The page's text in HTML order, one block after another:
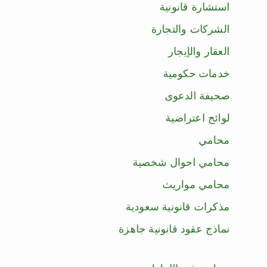
استشارة قانونية
الشركات والتجارة
العقار والإيجار
خدمات حكومية
صحيفة الدعوى
لوائح اعتراضية
محامي
محامي احوال شخصية
محامي مواريث
مذكرات قانونية سعودية
نماذج عقود قانونية جاهزة